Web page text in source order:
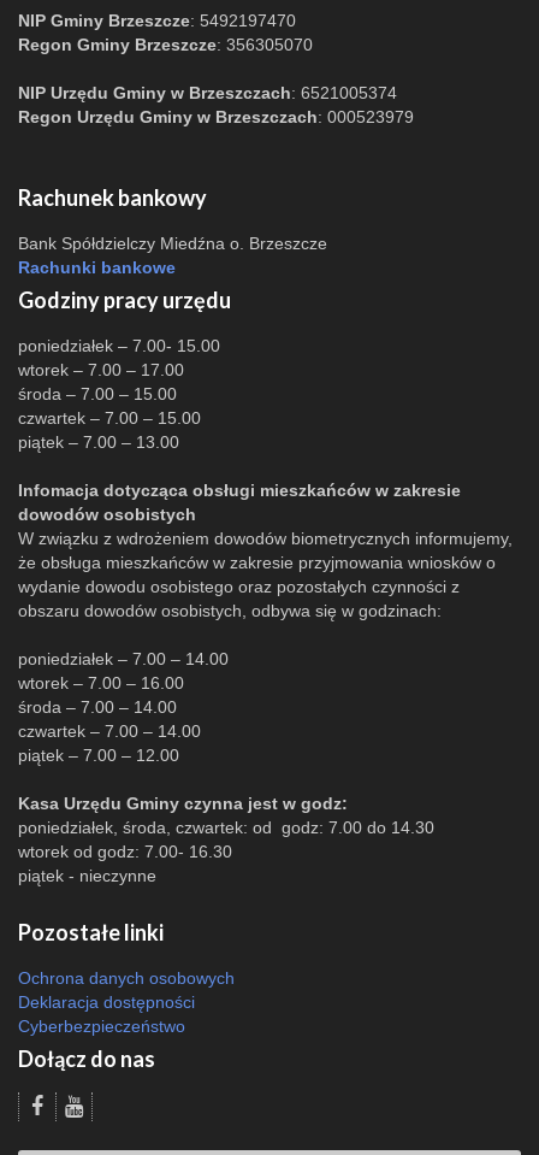
NIP Gminy Brzeszcze: 5492197470
Regon Gminy Brzeszcze: 356305070
NIP Urzędu Gminy w Brzeszczach: 6521005374
Regon Urzędu Gminy w Brzeszczach: 000523979
Rachunek bankowy
Bank Spółdzielczy Miedźna o. Brzeszcze
Rachunki bankowe
Godziny pracy urzędu
poniedziałek – 7.00- 15.00
wtorek – 7.00 – 17.00
środa – 7.00 – 15.00
czwartek – 7.00 – 15.00
piątek – 7.00 – 13.00
Infomacja dotycząca obsługi mieszkańców w zakresie
dowodów osobistych
W związku z wdrożeniem dowodów biometrycznych informujemy,
że obsługa mieszkańców w zakresie przyjmowania wniosków o
wydanie dowodu osobistego oraz pozostałych czynności z
obszaru dowodów osobistych, odbywa się w godzinach:
poniedziałek – 7.00 – 14.00
wtorek – 7.00 – 16.00
środa – 7.00 – 14.00
czwartek – 7.00 – 14.00
piątek – 7.00 – 12.00
Kasa Urzędu Gminy czynna jest w godz:
poniedziałek, środa, czwartek: od godz: 7.00 do 14.30
wtorek od godz: 7.00- 16.30
piątek - nieczynne
Pozostałe linki
Ochrona danych osobowych
Deklaracja dostępności
Cyberbezpieczeństwo
Dołącz do nas